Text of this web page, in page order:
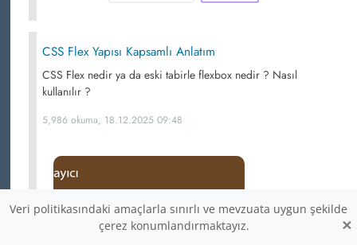
CSS Flex Yapısı Kapsamlı Anlatım
CSS Flex nedir ya da eski tabirle flexbox nedir ? Nasıl
kullanılır ?
5,986 okuma, 18.12.2025 09:48
Veri politikasındaki amaçlarla sınırlı ve mevzuata uygun şekilde
çerez konumlandırmaktayız.
×